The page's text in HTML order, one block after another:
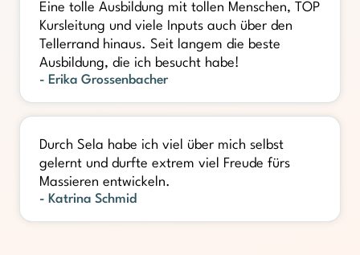
Eine tolle Ausbildung mit tollen Menschen, TOP
Kursleitung und viele Inputs auch über den
Tellerrand hinaus. Seit langem die beste
Ausbildung, die ich besucht habe!
- Erika Grossenbacher
Durch Sela habe ich viel über mich selbst
gelernt und durfte extrem viel Freude fürs
Massieren entwickeln.
- Katrina Schmid